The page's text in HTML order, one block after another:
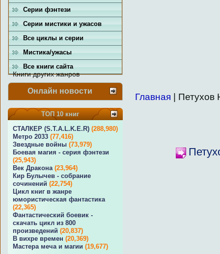
Серии фэнтези
Серии мистики и ужасов
Все циклы и серии
Мистика/ужасы
Все книги сайта
Книги других жанров
Онлайн новости
ТОП 10 книг
СТАЛКЕР (S.T.A.L.K.E.R) (288,980)
Метро 2033 (77,416)
Звездные войны (73,979)
Боевая магия - серия фэнтези
(25,943)
Век Дракона (23,964)
Кир Булычев - собрание
сочинений (22,754)
Цикл книг в жанре
юмористическая фантастика
(22,365)
Фантастический боевик -
скачать цикл из 800
произведений (20,837)
В вихре времен (20,369)
Мастера меча и магии (19,677)
Главная |